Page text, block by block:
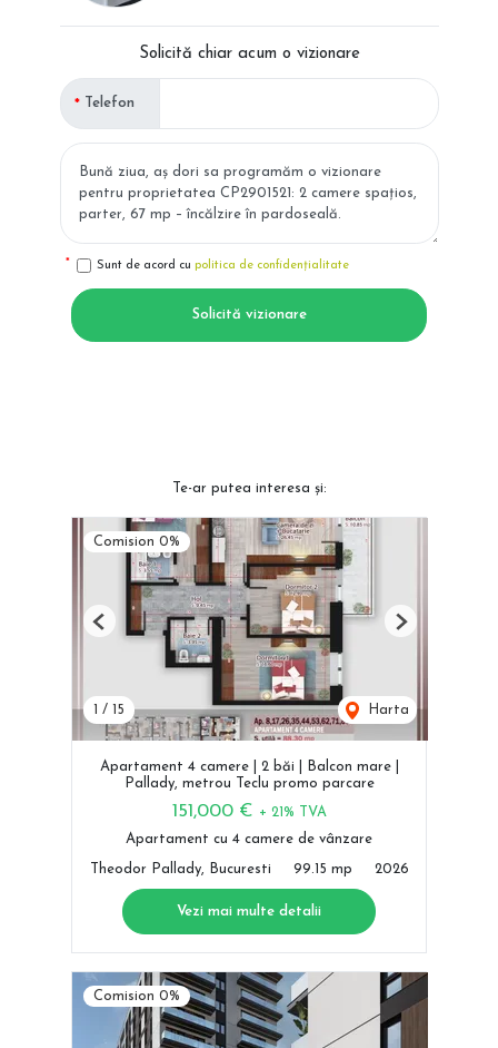
Solicită chiar acum o vizionare
Telefon
Sunt de acord cu politica de confidențialitate
Solicită vizionare
Te-ar putea interesa și:
Comision 0%
/ 15 Harta
Previous Next
Apartament 4 camere | 2 băi | Balcon mare |
Pallady, metrou Teclu promo parcare
151,000 € + 21% TVA
Apartament cu 4 camere de vânzare
Theodor Pallady, Bucuresti 99.15 mp 2026
Vezi mai multe detalii
Comision 0%